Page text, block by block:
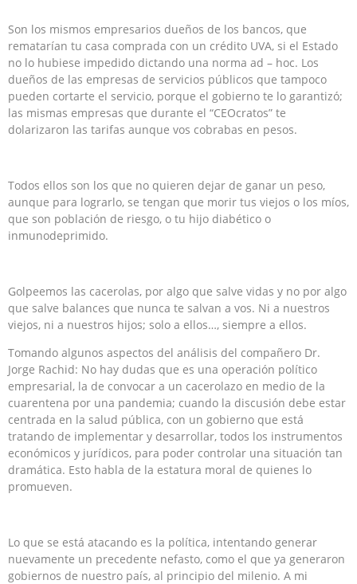
Son los mismos empresarios dueños de los bancos, que
rematarían tu casa comprada con un crédito UVA, si el Estado
no lo hubiese impedido dictando una norma ad – hoc. Los
dueños de las empresas de servicios públicos que tampoco
pueden cortarte el servicio, porque el gobierno te lo garantizó;
las mismas empresas que durante el “CEOcratos” te
dolarizaron las tarifas aunque vos cobrabas en pesos.
Todos ellos son los que no quieren dejar de ganar un peso,
aunque para lograrlo, se tengan que morir tus viejos o los míos,
que son población de riesgo, o tu hijo diabético o
inmunodeprimido.
Golpeemos las cacerolas, por algo que salve vidas y no por algo
que salve balances que nunca te salvan a vos. Ni a nuestros
viejos, ni a nuestros hijos; solo a ellos…, siempre a ellos.
Tomando algunos aspectos del análisis del compañero Dr.
Jorge Rachid: No hay dudas que es una operación político
empresarial, la de convocar a un cacerolazo en medio de la
cuarentena por una pandemia; cuando la discusión debe estar
centrada en la salud pública, con un gobierno que está
tratando de implementar y desarrollar, todos los instrumentos
económicos y jurídicos, para poder controlar una situación tan
dramática. Esto habla de la estatura moral de quienes lo
promueven.
Lo que se está atacando es la política, intentando generar
nuevamente un precedente nefasto, como el que ya generaron
gobiernos de nuestro país, al principio del milenio. A mi